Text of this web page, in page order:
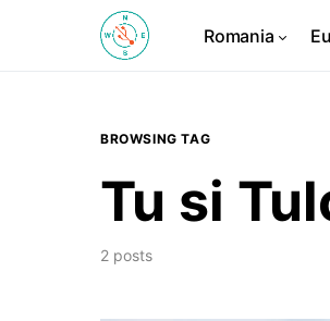
Romania
BROWSING TAG
Tu si
2 posts